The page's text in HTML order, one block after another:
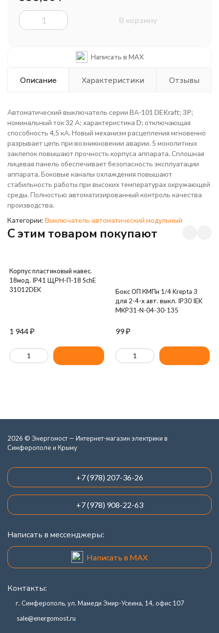
В корзину
Написать в MAX
Описание Характеристики Отзывы
Автоматический выключатель серии ВА-101 DEKraft; 3P;
номинальный ток 32 А; характеристика D; отключающая
способность 4,5 кА. Новый механизм расцепления мгновенно
разрывает цепь при возникновении аварии. 5 монолитных
заклепок повышают прочность корпуса аппарата. Сплошная
лицевая панель обеспечивает безопасность эксплуатации
аппарата. Боковые каналы охлаждения повышают
стабильность работы при высоких температурах окружающей
среды. Полностью автоматизированный контроль качества
производства.
Категории: Выключатель автоматический модульный
C этим товаром покупают
Корпус пластиковый навес.
18мод. IP41 ЩРН-П-18 SchE
31012DEK
1 944₽
Бокс ОП КМПн 1/4 Krepta 3
для 2-4-х авт. выкл. IP30 IEK
MKP31-N-04-30-135
99₽
2026 © Энергомост — Интернет-магазин электрики в
Симферополе и Крыму
+7 (978) 207-36-26
+7 (978) 908-22-63
Написать в мессенджеры:
Написать в MAX
Контакты:
г. Симферополь, ул. Мамеди Эмир-Усеина, 14, офис 107
sale@energomost.ru